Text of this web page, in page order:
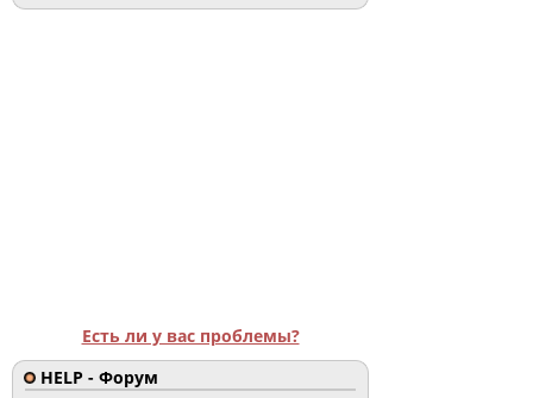
Есть ли у вас проблемы?
HELP - Форум